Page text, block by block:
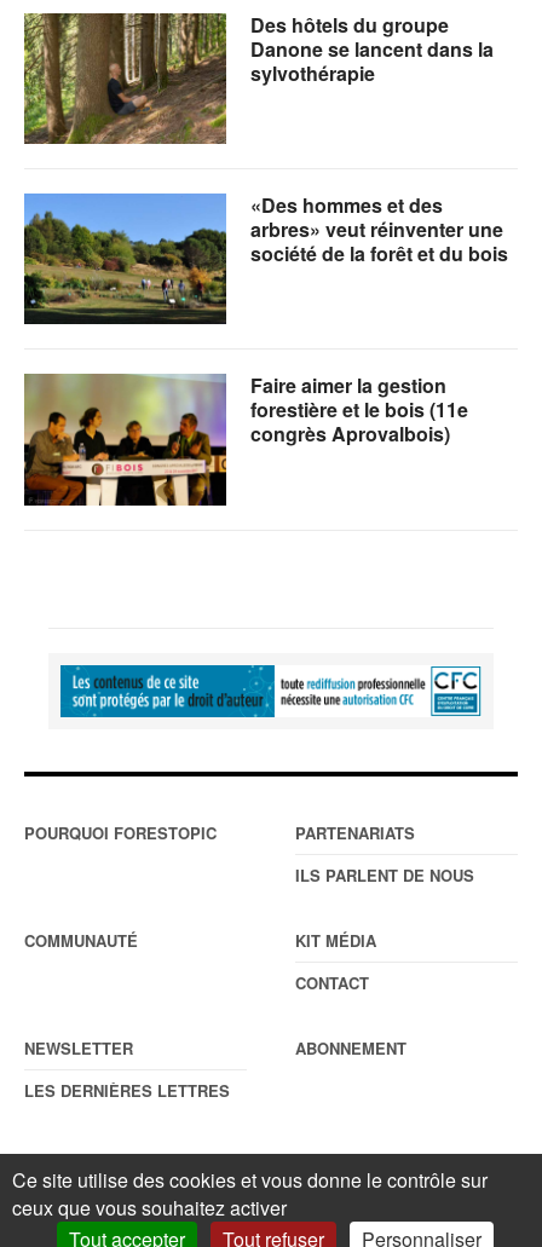
Des hôtels du groupe
Danone se lancent dans la
sylvothérapie
«Des hommes et des
arbres» veut réinventer une
société de la forêt et du bois
Faire aimer la gestion
forestière et le bois (11e
congrès Aprovalbois)
POURQUOI FORESTOPIC
PARTENARIATS
ILS PARLENT DE NOUS
COMMUNAUTÉ
KIT MÉDIA
CONTACT
NEWSLETTER
LES DERNIÈRES LETTRES
ABONNEMENT
© ForestopicMentions légales. Reproduction interdite sans autorisation
écrite préalable.Gestionnaire de cookies
Ce site utilise des cookies et vous donne le contrôle sur
ceux que vous souhaitez activer
Tout accepter
Tout refuser Personnaliser